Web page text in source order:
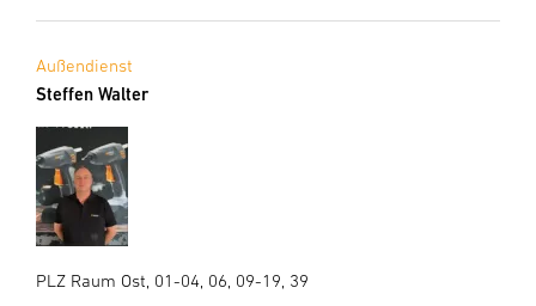
Außendienst
Steffen Walter
PLZ Raum Ost, 01-04, 06, 09-19, 39